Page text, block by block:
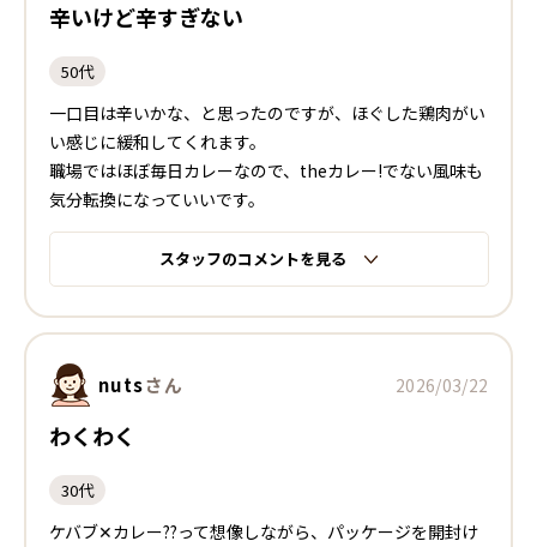
辛いけど辛すぎない
50代
一口目は辛いかな、と思ったのですが、ほぐした鶏肉がい
い感じに緩和してくれます。
職場ではほぼ毎日カレーなので、theカレー!でない風味も
気分転換になっていいです。
スタッフのコメントを見る
nutsさん 2026/03/22
わくわく
30代
ケバブ✕カレー??って想像しながら、パッケージを開封け